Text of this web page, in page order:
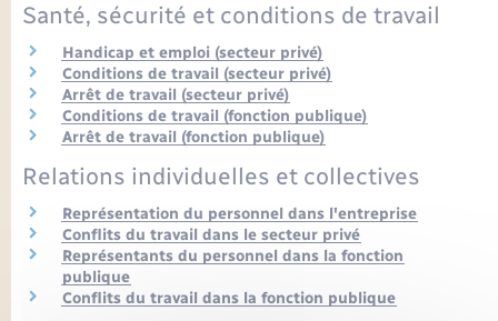
Santé, sécurité et conditions de travail
Handicap et emploi (secteur privé)
Conditions de travail (secteur privé)
Arrêt de travail (secteur privé)
Conditions de travail (fonction publique)
Arrêt de travail (fonction publique)
Relations individuelles et collectives
Représentation du personnel dans l'entreprise
Conflits du travail dans le secteur privé
Représentants du personnel dans la fonction
publique
Conflits du travail dans la fonction publique